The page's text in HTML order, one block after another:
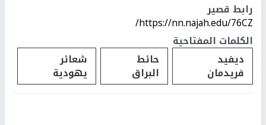
رابط قصير
https://nn.najah.edu/76CZ/
الكلمات المفتاحية
ديفيد
فريدمان
حائط
البراق
شعائر
يهودية